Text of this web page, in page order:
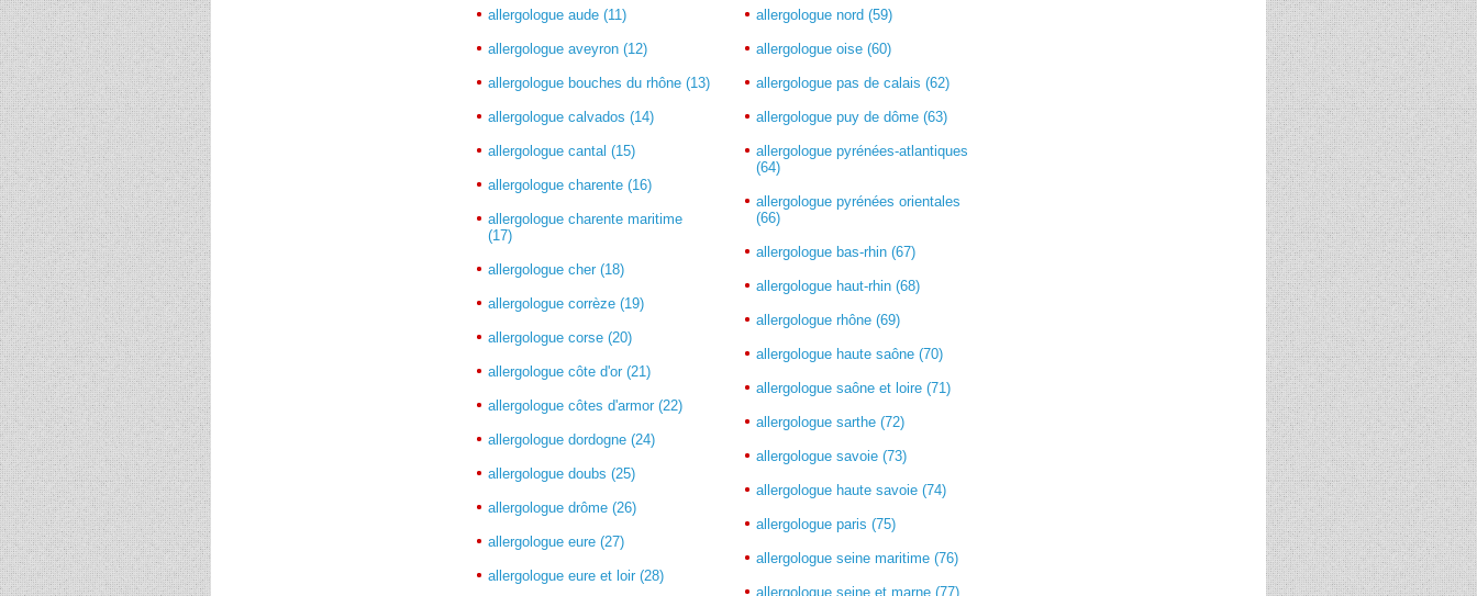
allergologue aude (11)
allergologue aveyron (12)
allergologue bouches du rhône (13)
allergologue calvados (14)
allergologue cantal (15)
allergologue charente (16)
allergologue charente maritime
(17)
allergologue cher (18)
allergologue corrèze (19)
allergologue corse (20)
allergologue côte d'or (21)
allergologue côtes d'armor (22)
allergologue dordogne (24)
allergologue doubs (25)
allergologue drôme (26)
allergologue eure (27)
allergologue eure et loir (28)
allergologue nord (59)
allergologue oise (60)
allergologue pas de calais (62)
allergologue puy de dôme (63)
allergologue pyrénées-atlantiques
(64)
allergologue pyrénées orientales
(66)
allergologue bas-rhin (67)
allergologue haut-rhin (68)
allergologue rhône (69)
allergologue haute saône (70)
allergologue saône et loire (71)
allergologue sarthe (72)
allergologue savoie (73)
allergologue haute savoie (74)
allergologue paris (75)
allergologue seine maritime (76)
allergologue seine et marne (77)